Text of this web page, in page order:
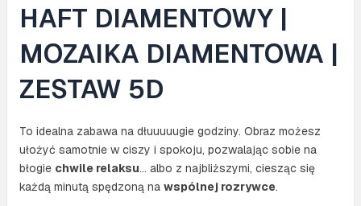
HAFT DIAMENTOWY |
MOZAIKA DIAMENTOWA |
ZESTAW 5D
To idealna zabawa na dłuuuuugie godziny. Obraz możesz
ułożyć samotnie w ciszy i spokoju, pozwalając sobie na
błogie chwile relaksu… albo z najbliższymi, ciesząc się
każdą minutą spędzoną na wspólnej rozrywce.